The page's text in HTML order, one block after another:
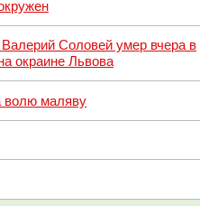
Соловей умер вчера в
окраине Львова
волю маляву